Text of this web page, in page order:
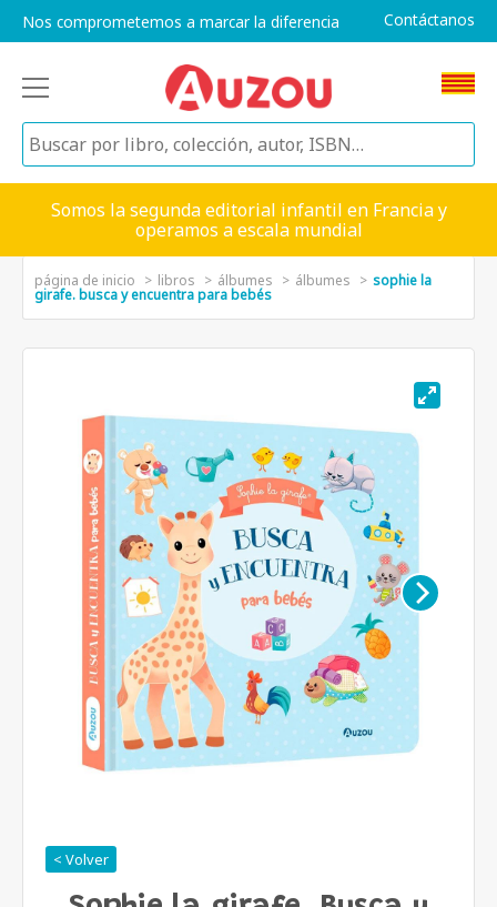
Nos comprometemos a marcar la diferencia Contáctanos
Somos la segunda editorial infantil en Francia y
operamos a escala mundial
página de inicio libros álbumes álbumes sophie la
girafe. busca y encuentra para bebés
< Volver